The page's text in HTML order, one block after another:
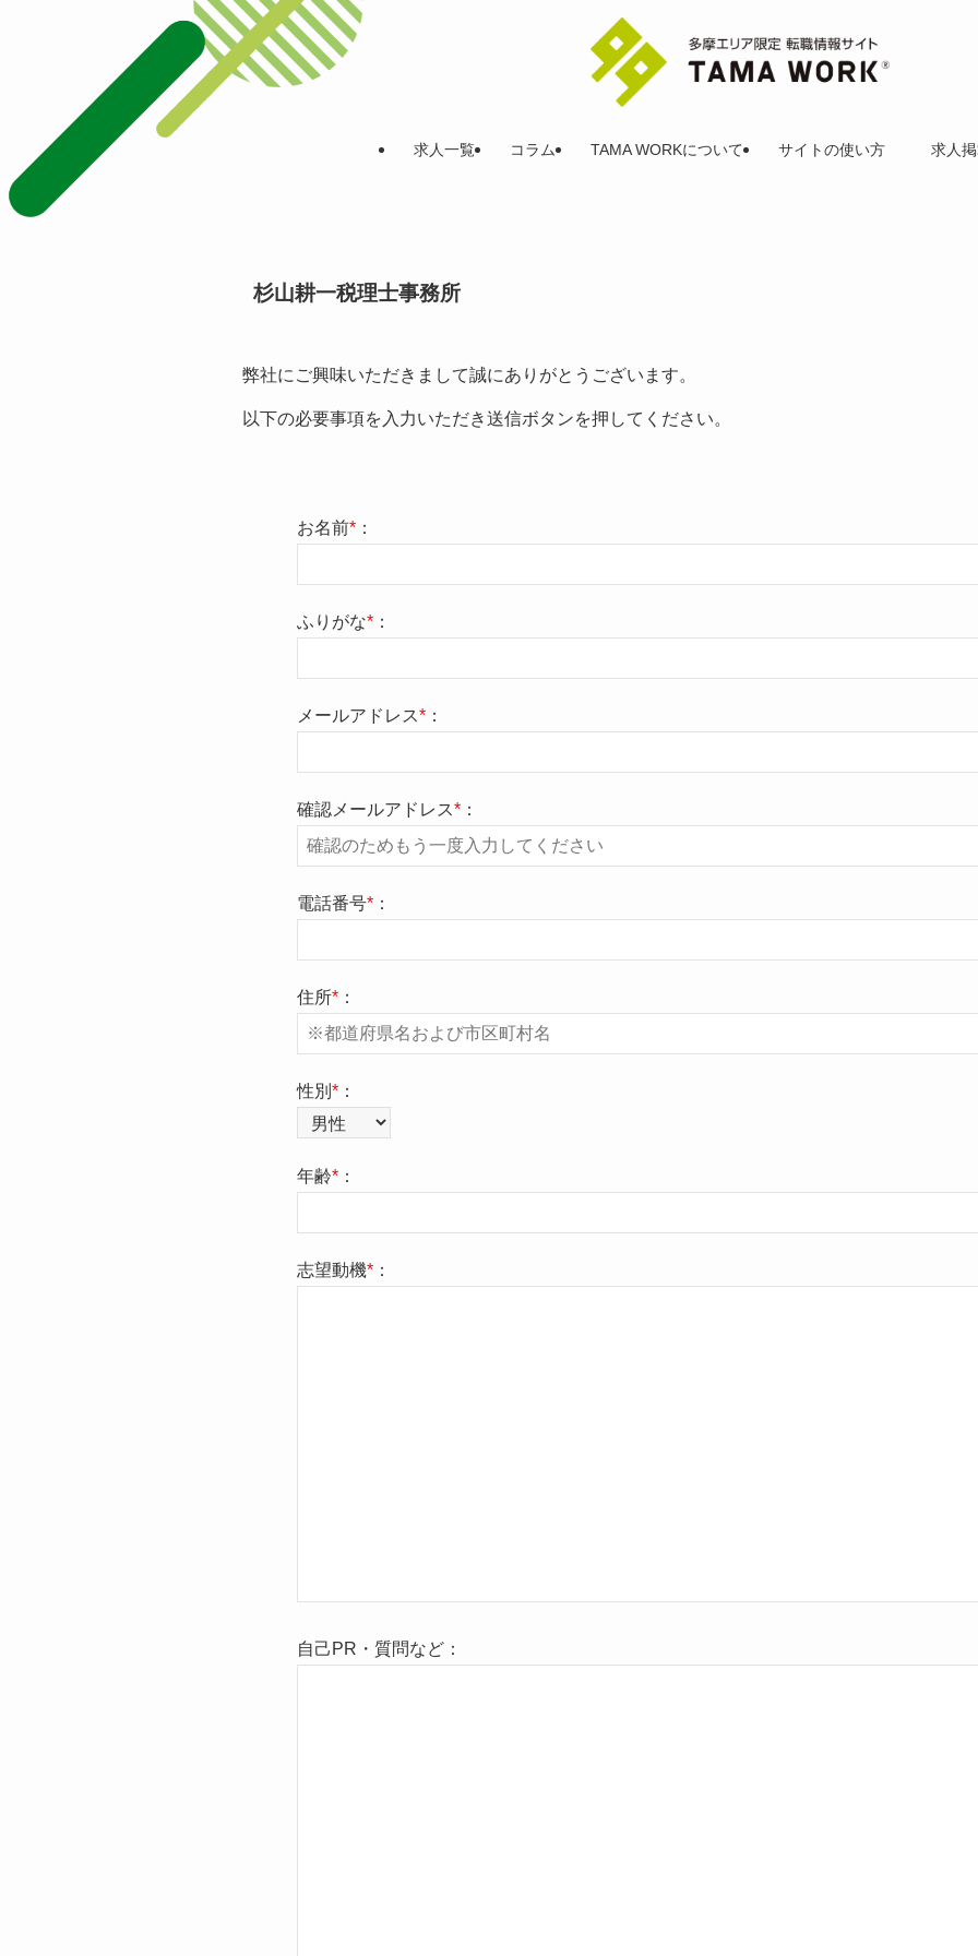
求人一覧 コラム TAMA WORKについて サイトの使い方 求人
杉山耕一税理士事務所
弊社にご興味いただきまして誠にありがとうございます。
以下の必要事項を入力いただき送信ボタンを押してください。
お名前* ：
ふりがな* ：
メールアドレス* ：
確認メールアドレス* ：
電話番号* ：
住所* ：
性別 * ：
年齢* ：
志望動機* ：
自己PR・質問など：